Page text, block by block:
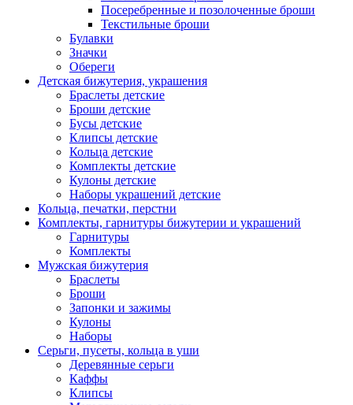
Посеребренные и позолоченные броши
Текстильные броши
Булавки
Значки
Обереги
Детская бижутерия, украшения
Браслеты детские
Броши детские
Бусы детские
Клипсы детские
Кольца детские
Комплекты детские
Кулоны детские
Наборы украшений детские
Кольца, печатки, перстни
Комплекты, гарнитуры бижутерии и украшений
Гарнитуры
Комплекты
Мужская бижутерия
Браслеты
Броши
Запонки и зажимы
Кулоны
Наборы
Серьги, пусеты, кольца в уши
Деревянные серьги
Каффы
Клипсы